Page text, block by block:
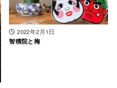
2022年2月1日
智積院と梅